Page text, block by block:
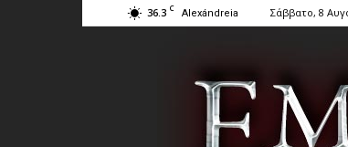
36.3 C Alexándreia Σάββατο, 8